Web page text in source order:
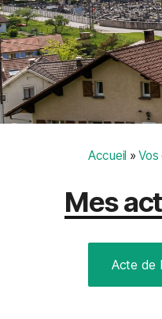
Accueil »Vos
Mes
Acte de